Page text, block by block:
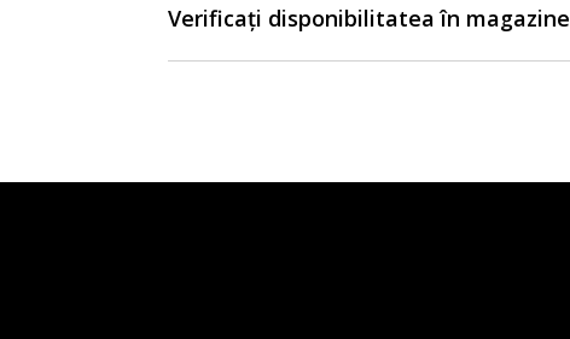
Verificați disponibilitatea în magazine